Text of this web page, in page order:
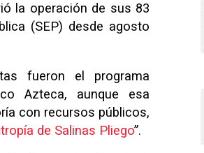
la operación de sus 83
(SEP) desde agosto
fueron el programa
Azteca, aunque esa
con recursos públicos,
de Salinas Pliego”.